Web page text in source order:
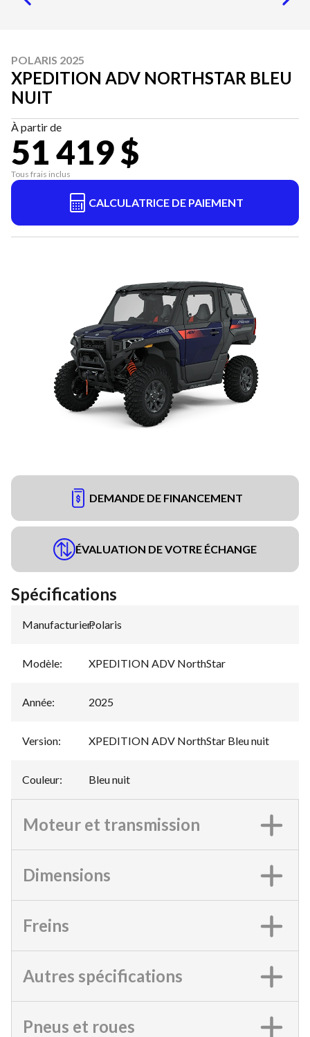
POLARIS 2025
XPEDITION ADV NORTHSTAR BLEU
NUIT
À partir de
51 419 $
Tous frais inclus
CALCULATRICE DE PAIEMENT
DEMANDE DE FINANCEMENT
ÉVALUATION DE VOTRE ÉCHANGE
Spécifications
Manufacturier:
Polaris
Modèle: XPEDITION ADV NorthStar
Année: 2025
Version: XPEDITION ADV NorthStar Bleu nuit
Couleur: Bleu nuit
Moteur et transmission
Dimensions
Freins
Autres spécifications
Pneus et roues